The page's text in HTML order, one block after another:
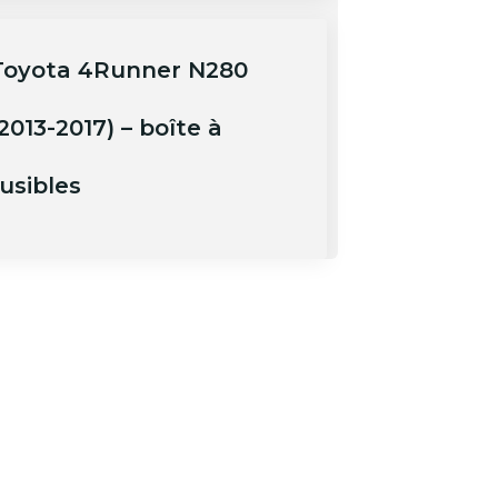
4Runner N280
2017) – boîte à